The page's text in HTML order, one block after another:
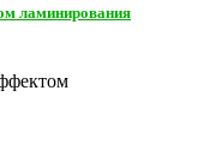
ламинирования